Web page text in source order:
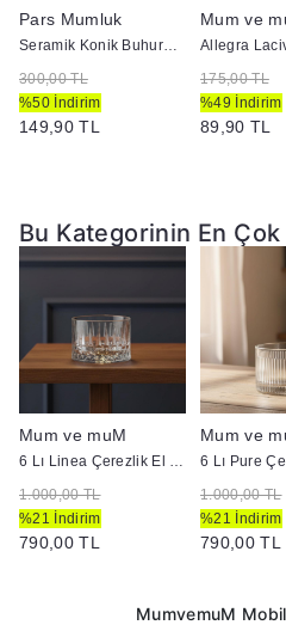
Pars Mumluk
Seramik Konik Buhurdanlık Turuncu
300,00 TL
%50 İndirim
149,90 TL
Mum ve
175,00 TL
%49 İndirim
89,90 TL
Bu Kategorinin En Çok
Mum ve muM
6 Lı Linea Çerezlik El Yapımı
1.000,00 TL
%21 İndirim
790,00 TL
Mum ve
1.000,00 TL
%21 İndirim
790,00 TL
MumvemuM